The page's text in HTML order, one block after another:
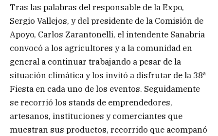
Tras las palabras del responsable de la Expo,
Sergio Vallejos, y del presidente de la Comisión de
Apoyo, Carlos Zarantonelli, el intendente Sanabria
convocó a los agricultores y a la comunidad en
general a continuar trabajando a pesar de la
situación climática y los invitó a disfrutar de la 38ª
Fiesta en cada uno de los eventos. Seguidamente
se recorrió los stands de emprendedores,
artesanos, instituciones y comerciantes que
muestran sus productos, recorrido que acompañó